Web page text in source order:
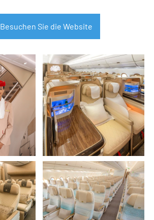
Besuchen Sie die Website